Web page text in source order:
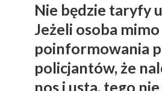
Nie będzie taryfy
Jeżeli osoba mimo
poinformowania
policjantów, że
nos i usta, tego